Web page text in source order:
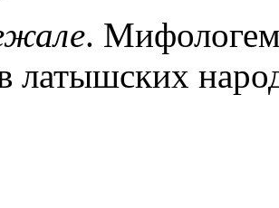
.
латышских